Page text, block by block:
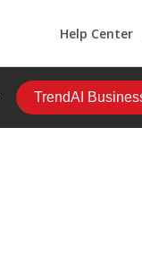
Help Center
TrendAI